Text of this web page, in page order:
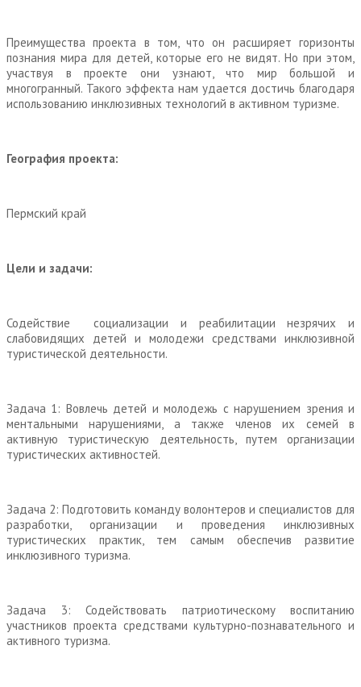
Преимущества проекта в том, что он расширяет горизонты
познания мира для детей, которые его не видят. Но при этом,
участвуя в проекте они узнают, что мир большой и
многогранный. Такого эффекта нам удается достичь благодаря
использованию инклюзивных технологий в активном туризме.
География проекта:
Пермский край
Цели и задачи:
Содействие социализации и реабилитации незрячих и
слабовидящих детей и молодежи средствами инклюзивной
туристической деятельности.
Задача 1: Вовлечь детей и молодежь с нарушением зрения и
ментальными нарушениями, а также членов их семей в
активную туристическую деятельность, путем организации
туристических активностей.
Задача 2: Подготовить команду волонтеров и специалистов для
разработки, организации и проведения инклюзивных
туристических практик, тем самым обеспечив развитие
инклюзивного туризма.
Задача 3: Содействовать патриотическому воспитанию
участников проекта средствами культурно-познавательного и
активного туризма.